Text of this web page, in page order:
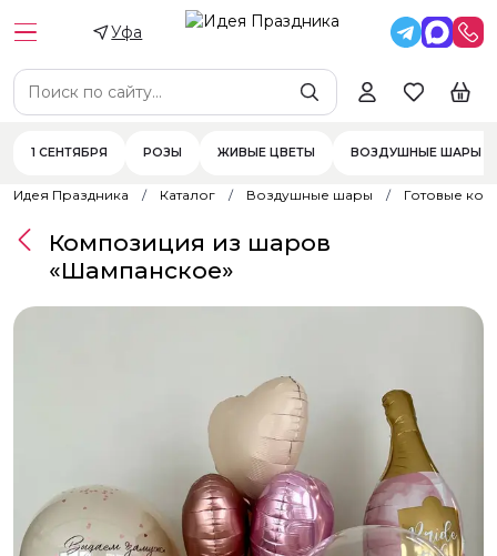
Уфа
1 СЕНТЯБРЯ РОЗЫ ЖИВЫЕ ЦВЕТЫ ВОЗДУШНЫЕ ШАРЫ
Идея Праздника Каталог Воздушные шары Готовые
Композиция из шаров
«Шампанское»